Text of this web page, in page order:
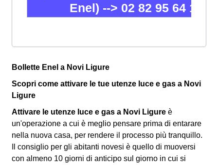
Enel) --> 02 82 95 64 12
Bollette Enel a Novi Ligure
Scopri come attivare le tue utenze luce e gas a Novi
Ligure
Attivare le utenze luce e gas a Novi Ligure è
un'operazione a cui è meglio pensare prima di entarare
nella nuova casa, per rendere il processo più tranquillo.
Il consiglio per gli abitanti novesi è quello di muoversi
con almeno 10 giorni di anticipo sul giorno in cui si